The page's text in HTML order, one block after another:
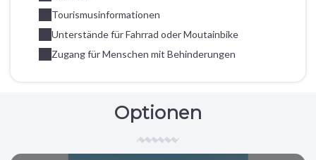
Tourismusinformationen
Unterstände für Fahrrad oder Moutainbike
Zugang für Menschen mit Behinderungen
Optionen